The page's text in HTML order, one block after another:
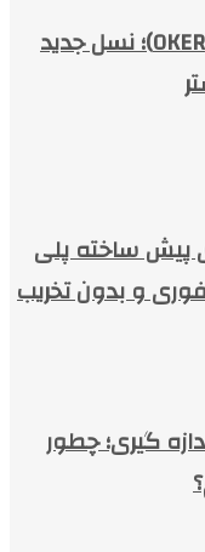
معرفی کرکره فولادی اوکر (OKER)؛ نسل جدید
پیش ساخته پلی
و بدون تخریب
گیری؛ چطور